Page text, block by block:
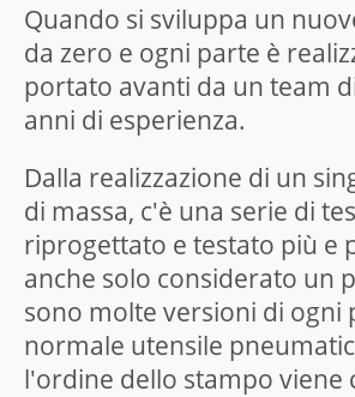
Quando si sviluppa un
da zero e ogni parte è
portato avanti da un team
anni di esperienza.
Dalla realizzazione di un
di massa, c'è una serie di
riprogettato e testato più e
anche solo considerato un
sono molte versioni di
normale utensile
l'ordine dello stampo viene